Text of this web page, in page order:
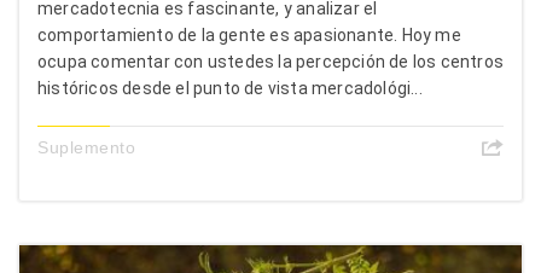
mercadotecnia es fascinante, y analizar el
comportamiento de la gente es apasionante. Hoy me
ocupa comentar con ustedes la percepción de los centros
históricos desde el punto de vista mercadológi...
Suplemento